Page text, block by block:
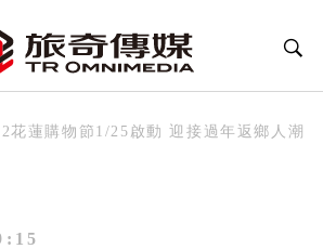
花蓮購物節1/25啟動 迎接過年返鄉人潮